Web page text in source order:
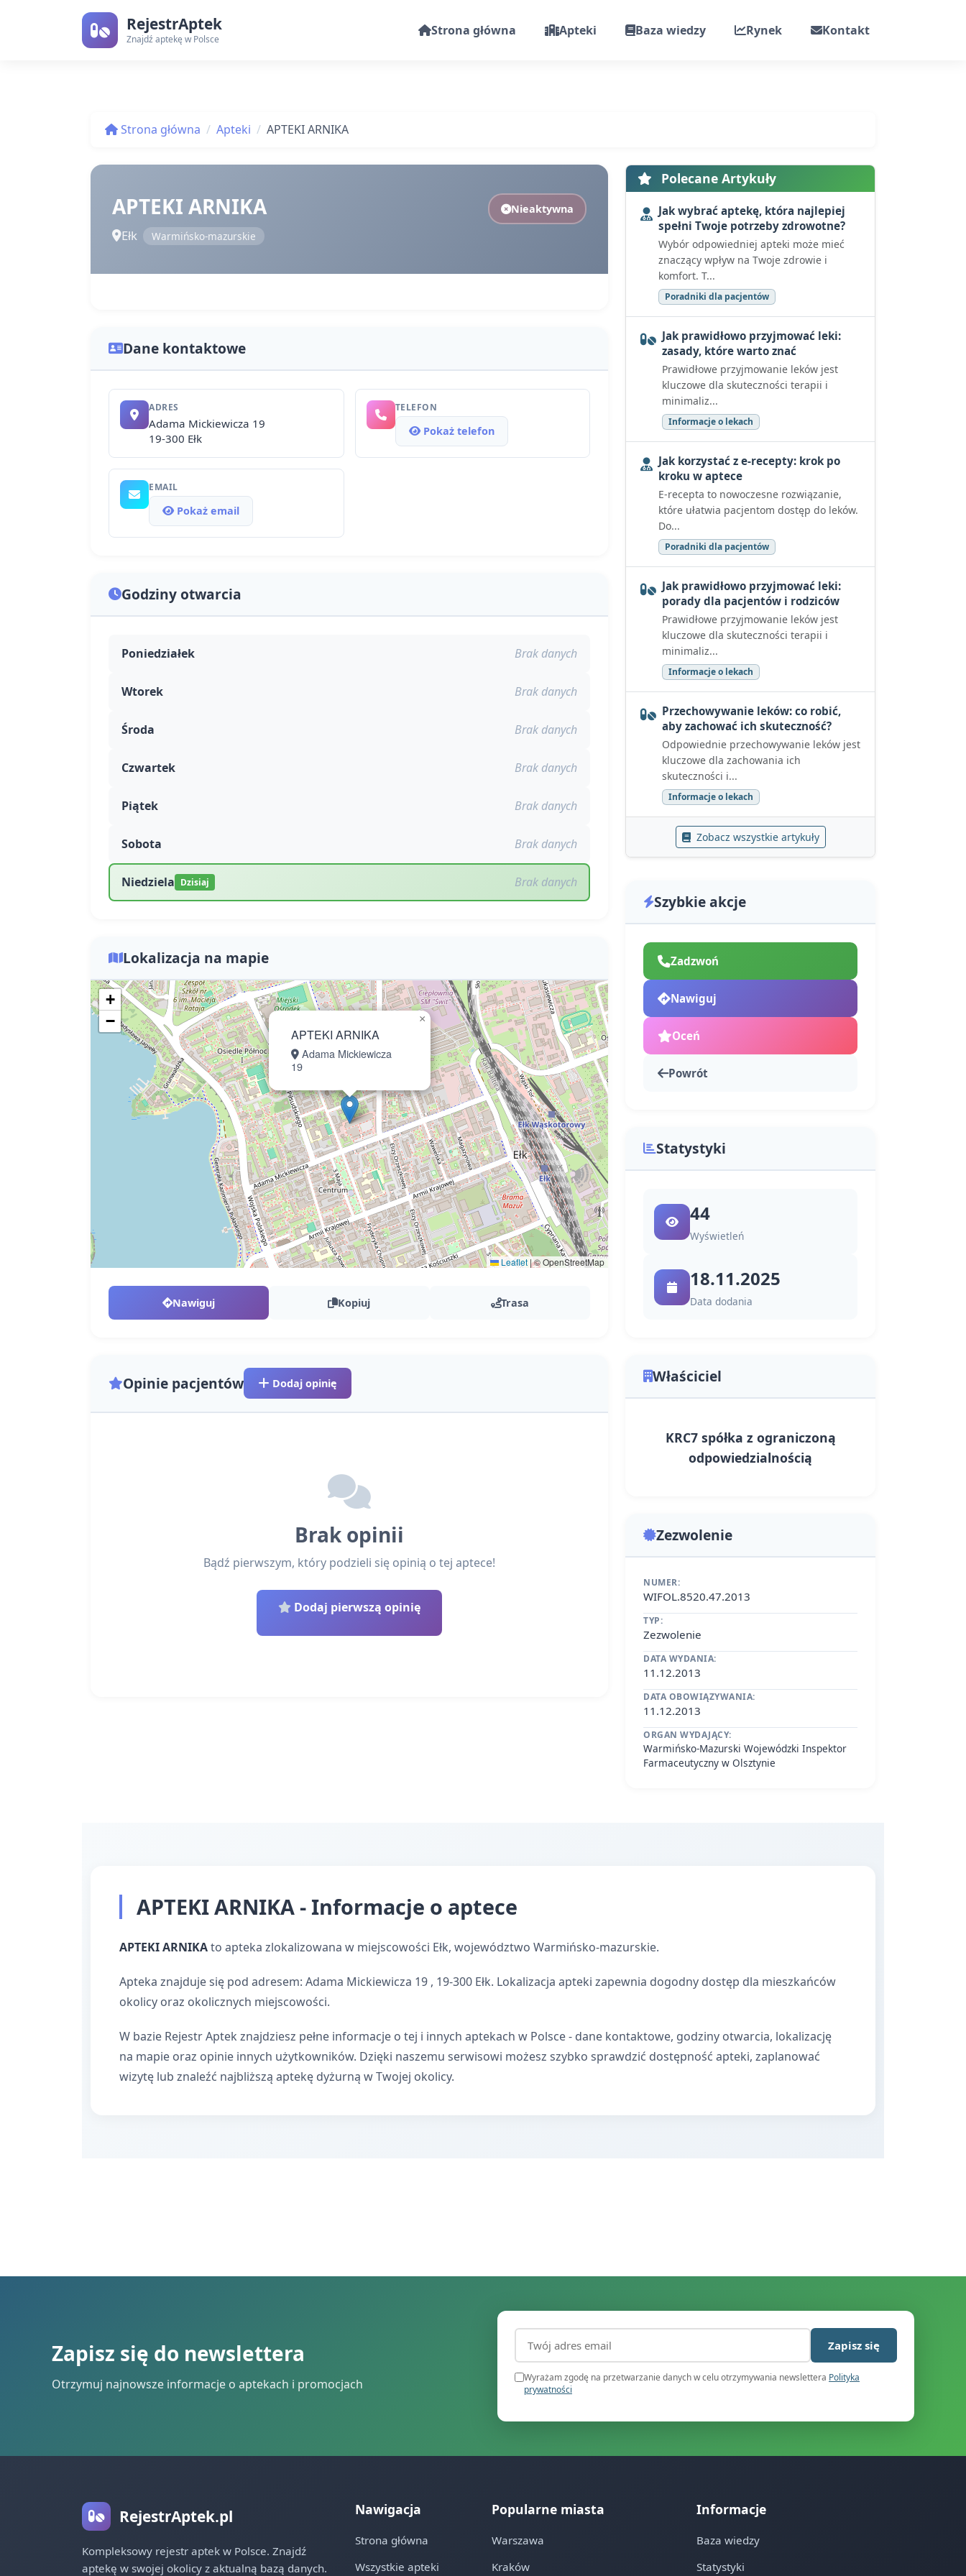
RejestrAptek
Znajdź aptekę w Polsce
Strona główna Apteki Baza wiedzy Rynek Kontakt
Strona główna Apteki APTEKI ARNIKA
APTEKI ARNIKA
Ełk Warmińsko-mazurskie
Nieaktywna
Dane kontaktowe
ADRES
Adama Mickiewicza 19
19-300 Ełk
TELEFON
Pokaż telefon
EMAIL
Pokaż email
Godziny otwarcia
Poniedziałek Brak danych
Wtorek Brak danych
Środa Brak danych
Czwartek Brak danych
Piątek Brak danych
Sobota Brak danych
Niedziela Dzisiaj Brak danych
Lokalizacja na mapie
APTEKI ARNIKA
Adama Mickiewicza
19
×
+
−
Leaflet |© OpenStreetMap
Nawiguj Kopiuj Trasa
Opinie pacjentów Dodaj opinię
Brak opinii
Bądź pierwszym, który podzieli się opinią o tej aptece!
Dodaj pierwszą opinię
Polecane Artykuły
Jak wybrać aptekę, która najlepiej
spełni Twoje potrzeby zdrowotne?
Wybór odpowiedniej apteki może mieć
znaczący wpływ na Twoje zdrowie i
komfort. T...
Poradniki dla pacjentów
Jak prawidłowo przyjmować leki:
zasady, które warto znać
Prawidłowe przyjmowanie leków jest
kluczowe dla skuteczności terapii i
minimaliz...
Informacje o lekach
Jak korzystać z e-recepty: krok po
kroku w aptece
E-recepta to nowoczesne rozwiązanie,
które ułatwia pacjentom dostęp do leków.
Do...
Poradniki dla pacjentów
Jak prawidłowo przyjmować leki:
porady dla pacjentów i rodziców
Prawidłowe przyjmowanie leków jest
kluczowe dla skuteczności terapii i
minimaliz...
Informacje o lekach
Przechowywanie leków: co robić,
aby zachować ich skuteczność?
Odpowiednie przechowywanie leków jest
kluczowe dla zachowania ich
skuteczności i...
Informacje o lekach
Zobacz wszystkie artykuły
Szybkie akcje
Zadzwoń
Nawiguj
Oceń
Powrót
Statystyki
44
Wyświetleń
18.11.2025
Data dodania
Właściciel
KRC7 spółka z ograniczoną
odpowiedzialnością
Zezwolenie
NUMER:
WIFOL.8520.47.2013
TYP:
Zezwolenie
DATA WYDANIA:
11.12.2013
DATA OBOWIĄZYWANIA:
11.12.2013
ORGAN WYDAJĄCY:
Warmińsko-Mazurski Wojewódzki Inspektor
Farmaceutyczny w Olsztynie
APTEKI ARNIKA - Informacje o aptece
APTEKI ARNIKAto apteka zlokalizowana w miejscowości Ełk, województwo Warmińsko-mazurskie.
Apteka znajduje się pod adresem: Adama Mickiewicza 19 , 19-300 Ełk. Lokalizacja apteki zapewnia dogodny dostęp dla mieszkańców
okolicy oraz okolicznych miejscowości.
W bazie Rejestr Aptek znajdziesz pełne informacje o tej i innych aptekach w Polsce - dane kontaktowe, godziny otwarcia, lokalizację
na mapie oraz opinie innych użytkowników. Dzięki naszemu serwisowi możesz szybko sprawdzić dostępność apteki, zaplanować
wizytę lub znaleźć najbliższą aptekę dyżurną w Twojej okolicy.
Zapisz się do newslettera
Otrzymuj najnowsze informacje o aptekach i promocjach
Adres email (wymagany)
Zapisz się
Wyrażam zgodę na przetwarzanie danych w celu otrzymywania newslettera Polityka
prywatności
RejestrAptek.pl
Kompleksowy rejestr aptek w Polsce. Znajdź
aptekę w swojej okolicy z aktualną bazą danych.
Nawigacja
Strona główna
Wszystkie apteki
Popularne miasta
Warszawa
Kraków
Informacje
Baza wiedzy
Statystyki